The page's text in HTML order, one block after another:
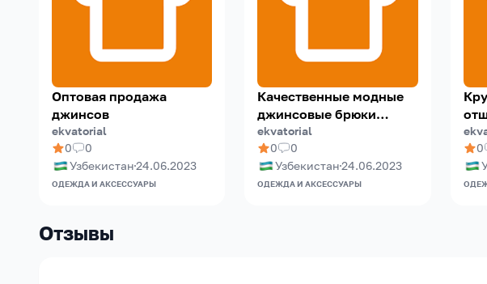
Оптовая продажа
джинсов
ekvatorial
0
0
Узбекистан 24.06.2023
ОДЕЖДА И АКСЕССУАРЫ
Качественные модные
джинсовые брюки
оптом
ekvatorial
0
0
Узбекистан24.06.2023
ОДЕЖДА И АКСЕССУАРЫ
0
Отзывы